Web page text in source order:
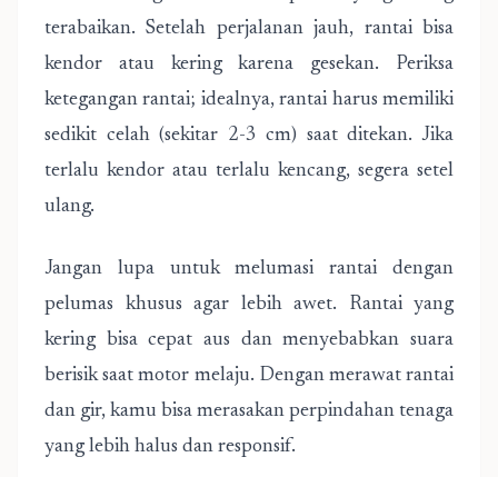
terabaikan. Setelah perjalanan jauh, rantai bisa
kendor atau kering karena gesekan. Periksa
ketegangan rantai; idealnya, rantai harus memiliki
sedikit celah (sekitar 2-3 cm) saat ditekan. Jika
terlalu kendor atau terlalu kencang, segera setel
ulang.
Jangan lupa untuk melumasi rantai dengan
pelumas khusus agar lebih awet. Rantai yang
kering bisa cepat aus dan menyebabkan suara
berisik saat motor melaju. Dengan merawat rantai
dan gir, kamu bisa merasakan perpindahan tenaga
yang lebih halus dan responsif.